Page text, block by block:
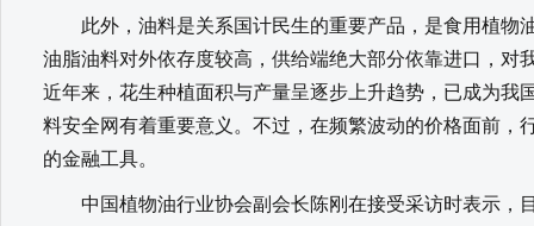
此外，油料是关系国计民生的重要产品，是食用植物
油脂油料对外依存度较高，供给端绝大部分依靠进口，对
近年来，花生种植面积与产量呈逐步上升趋势，已成为我
料安全网有着重要意义。不过，在频繁波动的价格面前，
的金融工具。
中国植物油行业协会副会长陈刚在接受采访时表示，